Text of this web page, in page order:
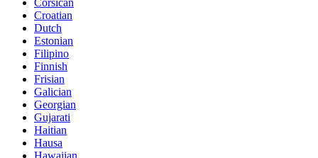
Croatian
Dutch
Estonian
Filipino
Finnish
Frisian
Galician
Georgian
Gujarati
Haitian
Hausa
Hawaiian